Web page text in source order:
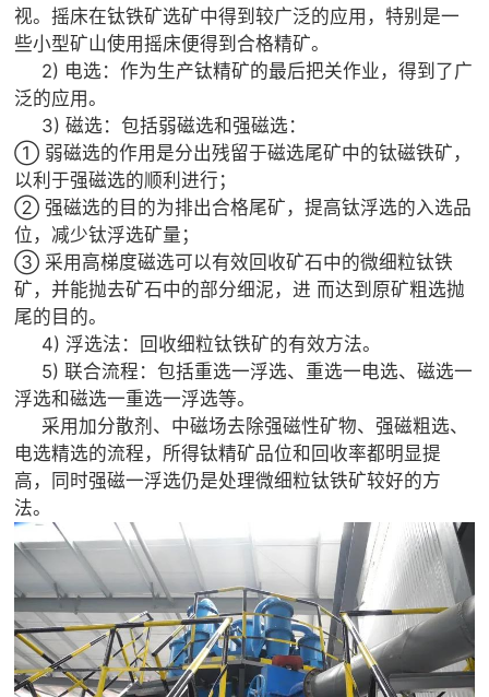
视。摇床在钛铁矿选矿中得到较广泛的应用，特别是一
些小型矿山使用摇床便得到合格精矿。
2) 电选：作为生产钛精矿的最后把关作业，得到了广
泛的应用。
3) 磁选：包括弱磁选和强磁选：
① 弱磁选的作用是分出残留于磁选尾矿中的钛磁铁矿，
以利于强磁选的顺利进行；
② 强磁选的目的为排出合格尾矿，提高钛浮选的入选品
位，减少钛浮选矿量；
③ 采用高梯度磁选可以有效回收矿石中的微细粒钛铁
矿，并能抛去矿石中的部分细泥，进 而达到原矿粗选抛
尾的目的。
4) 浮选法：回收细粒钛铁矿的有效方法。
5) 联合流程：包括重选一浮选、重选一电选、磁选一
浮选和磁选一重选一浮选等。
采用加分散剂、中磁场去除强磁性矿物、强磁粗选、
电选精选的流程，所得钛精矿品位和回收率都明显提
高，同时强磁一浮选仍是处理微细粒钛铁矿较好的方
法。